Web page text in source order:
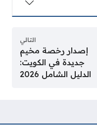
التالي
إصدار رخصة مخيم
جديدة في الكويت:
الدليل الشامل 2026